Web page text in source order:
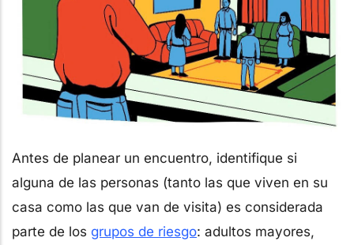
Antes de planear un encuentro, identifique si
alguna de las personas (tanto las que viven en su
casa como las que van de visita) es considerada
parte de los grupos de riesgo: adultos mayores,